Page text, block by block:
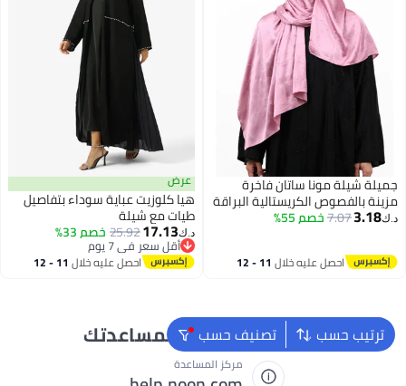
جميلة شيلة مونا ساتان فاخرة
مزينة بالفصوص الكريستالية البراقة
(وردي داكن / دستي بينك)
د.ك‏3.18
7.07خصم 55%
احصل عليه خلال 11 - 12
عرض
هيا كلوزيت عباية سوداء بتفاصيل
طيات مع شيلة
د.ك‏17.13
25.92خصم 33%
أقل سعر في 7 يوم
أقل سعر في 7 يوماحصل عليه خلال 11 - 12
ترتيب حسب تصنيف حسب
نحن دائماً جاهزون لمساعدتك
مركز المساعدة